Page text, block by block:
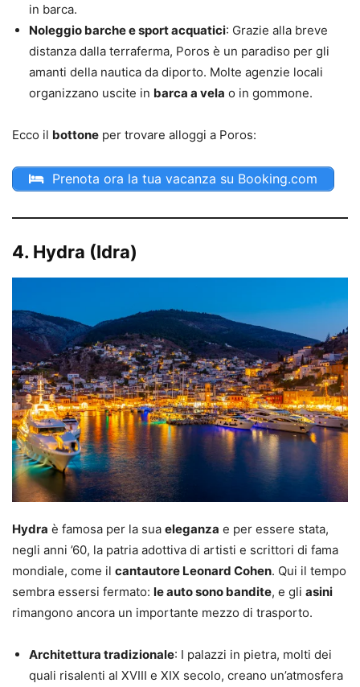
in barca.
Noleggio barche e sport acquatici: Grazie alla breve
distanza dalla terraferma, Poros è un paradiso per gli
amanti della nautica da diporto. Molte agenzie locali
organizzano uscite in barca a vela o in gommone.
Ecco il bottone per trovare alloggi a Poros:
Prenota ora la tua vacanza su Booking.com
4. Hydra (Idra)
Hydra è famosa per la sua eleganza e per essere stata,
negli anni ’60, la patria adottiva di artisti e scrittori di fama
mondiale, come il cantautore Leonard Cohen. Qui il tempo
sembra essersi fermato: le auto sono bandite, e gli asini
rimangono ancora un importante mezzo di trasporto.
Architettura tradizionale: I palazzi in pietra, molti dei
quali risalenti al XVIII e XIX secolo, creano un’atmosfera